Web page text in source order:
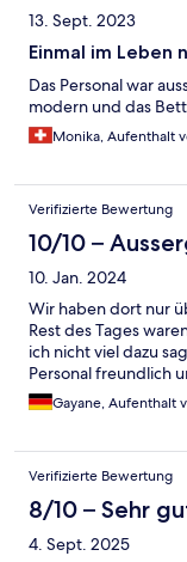
13. Sept. 2023
Einmal im Leben
Das Personal war
modern und das
Monika, Aufenthalt
Verifizierte Bewertung
10/10 –
10. Jan. 2024
Wir haben dort nur
Rest des Tages
ich nicht viel dazu
Personal freundlich
Gayane, Aufenthalt
Verifizierte Bewertung
8/10 – Sehr
4. Sept. 2025